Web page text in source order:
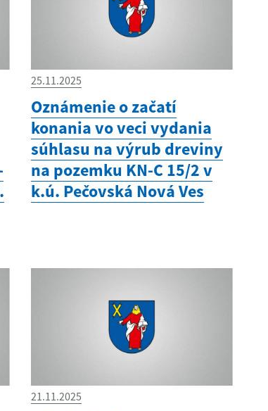
25.11.2025
Oznámenie o začatí
konania vo veci vydania
súhlasu na výrub dreviny
na pozemku KN-C 15/2 v
k.ú. Pečovská Nová Ves
21.11.2025